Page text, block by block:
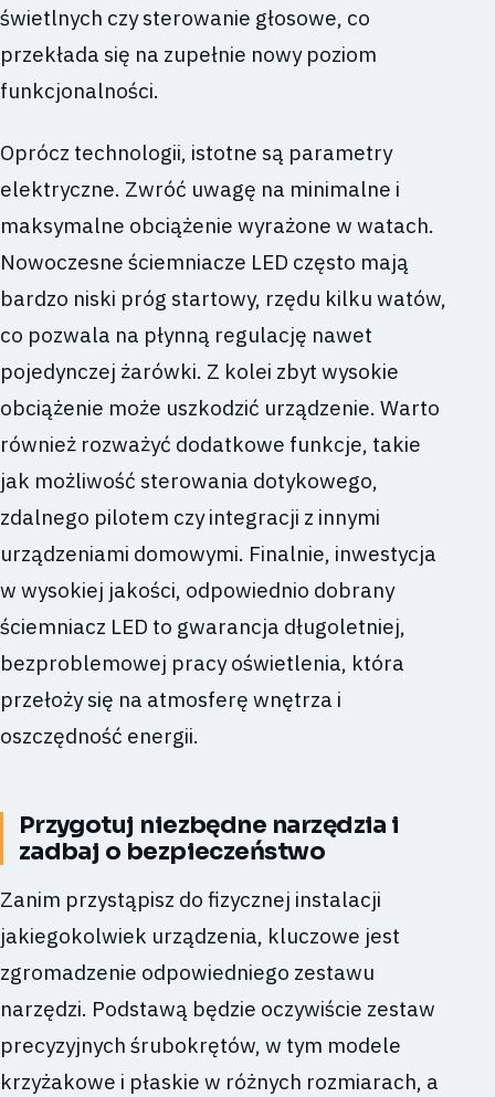
świetlnych czy sterowanie głosowe, co
przekłada się na zupełnie nowy poziom
funkcjonalności.
Oprócz technologii, istotne są parametry
elektryczne. Zwróć uwagę na minimalne i
maksymalne obciążenie wyrażone w watach.
Nowoczesne ściemniacze LED często mają
bardzo niski próg startowy, rzędu kilku watów,
co pozwala na płynną regulację nawet
pojedynczej żarówki. Z kolei zbyt wysokie
obciążenie może uszkodzić urządzenie. Warto
również rozważyć dodatkowe funkcje, takie
jak możliwość sterowania dotykowego,
zdalnego pilotem czy integracji z innymi
urządzeniami domowymi. Finalnie, inwestycja
w wysokiej jakości, odpowiednio dobrany
ściemniacz LED to gwarancja długoletniej,
bezproblemowej pracy oświetlenia, która
przełoży się na atmosferę wnętrza i
oszczędność energii.
Przygotuj niezbędne narzędzia i
zadbaj o bezpieczeństwo
Zanim przystąpisz do fizycznej instalacji
jakiegokolwiek urządzenia, kluczowe jest
zgromadzenie odpowiedniego zestawu
narzędzi. Podstawą będzie oczywiście zestaw
precyzyjnych śrubokrętów, w tym modele
krzyżakowe i płaskie w różnych rozmiarach, a